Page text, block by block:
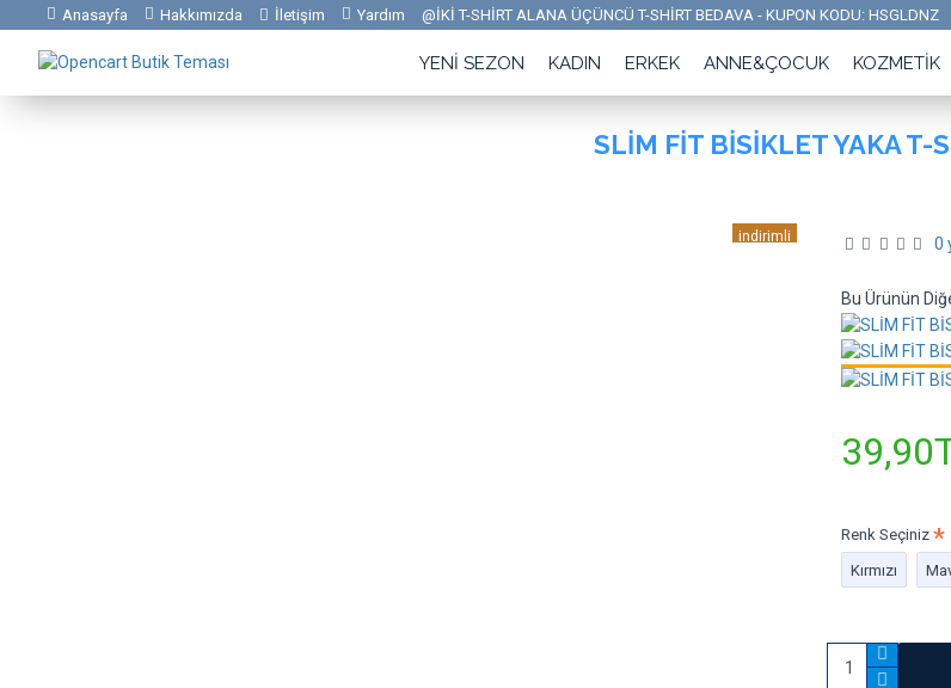
Anasayfa Hakkımızda İletişim Yardım @İKİ T-SHİRT ALANA ÜÇÜNCÜ T-SHİRT BEDAVA - KUPON KODU: HSGLDNZ
YENI SEZON KADIN ERKEK ANNE&ÇOCUK KOZMETIK
SLİM FİT BİSİKLET YAKA T-
indirimli
0
Bu Ürünün
Renk Seçiniz
Kırmızı